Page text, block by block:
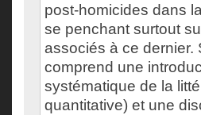
post-homicides dans
se penchant surtout
associés à ce dernier.
comprend une
systématique de la
quantitative) et une